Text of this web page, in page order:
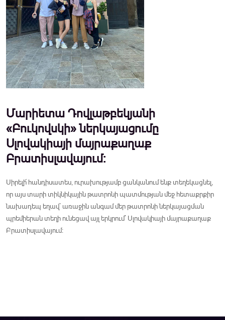
Մարիետա Դովլաթբեկյանի
«Բուկովսկի» ներկայացումը
Սլովակիայի մայրաքաղաք
Բրատիսլավայում:
Սիրելի՜ հանդիսատես, ուրախությամբ ցանկանում ենք տեղեկացնել,
որ այս տարի տիկնիկային թատրոնի պատմության մեջ հետաքրքիր
նախադեպ եղավ` առաջին անգամ մեր թատրոնի ներկայացման
պրեմիերան տեղի ունեցավ այլ երկրում` Սլովակիայի մայրաքաղաք
Բրատիսլավայում: